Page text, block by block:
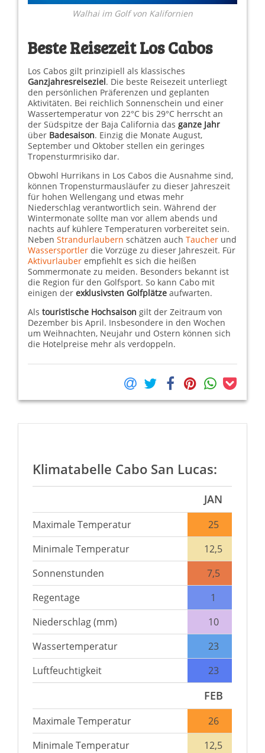
Walhai im Golf von Kalifornien
Beste Reisezeit Los Cabos
Los Cabos gilt prinzipiell als klassisches
Ganzjahresreiseziel. Die beste Reisezeit unterliegt
den persönlichen Präferenzen und geplanten
Aktivitäten. Bei reichlich Sonnenschein und einer
Wassertemperatur von 22°C bis 29°C herrscht an
der Südspitze der Baja California dasganze Jahr
über Badesaison. Einzig die Monate August,
September und Oktober stellen ein geringes
Tropensturmrisiko dar.
Obwohl Hurrikans in Los Cabos die Ausnahme sind,
können Tropensturmausläufer zu dieser Jahreszeit
für hohen Wellengang und etwas mehr
Niederschlag verantwortlich sein. Während der
Wintermonate sollte man vor allem abends und
nachts auf kühlere Temperaturen vorbereitet sein.
NebenStrandurlaubern schätzen auchTaucher und
Wassersportlerdie Vorzüge zu dieser Jahreszeit. Für
Aktivurlauberempfiehlt es sich die heißen
Sommermonate zu meiden. Besonders bekannt ist
die Region für den Golfsport. So kann Cabo mit
einigen derexklusivsten Golfplätze aufwarten.
Alstouristische Hochsaison gilt der Zeitraum von
Dezember bis April. Insbesondere in den Wochen
um Weihnachten, Neujahr und Ostern können sich
die Hotelpreise mehr als verdoppeln.
Klimatabelle Cabo San Lucas:
JAN
Maximale Temperatur
25
Minimale Temperatur
12,5
Sonnenstunden
7,5
Regentage
1
Niederschlag (mm)
10
Wassertemperatur
23
Luftfeuchtigkeit
23
FEB
Maximale Temperatur
26
Minimale Temperatur
12,5